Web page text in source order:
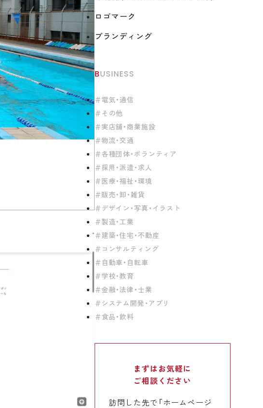
ロゴマーク
ブランディング
BUSINESS
電気・通信
その他
実店舗・商業施設
物流・交通
各種団体・ボランティア
採用・派遣・求人
医療・福祉・環境
販売・卸・雑貨
デザイン・写真・イラスト
製造・工業
建築・住宅・不動産
コンサルティング
自動車・自転車
学校・教育
金融・法律・士業
システム開発・アプリ
食品・飲料
まずはお気軽に
ご相談ください
訪問した先で「ホームページ